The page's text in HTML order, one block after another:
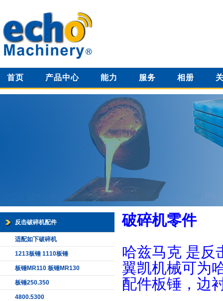
首页 产品中心 能力 服务 相册
反击破碎机配件
适配如下破碎机
1213板锤 1110板锤
板锤MR110 板锤MR130
板锤250.350
4800.5300
破碎机零件
哈兹马克 是反
翼凯机械可为
配件板锤，边